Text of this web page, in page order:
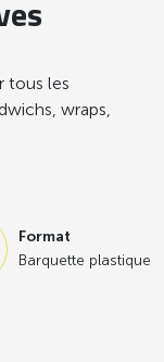
tous les
wraps,
!
un tartinable de
pas le pain.
Format
Barquette plastique